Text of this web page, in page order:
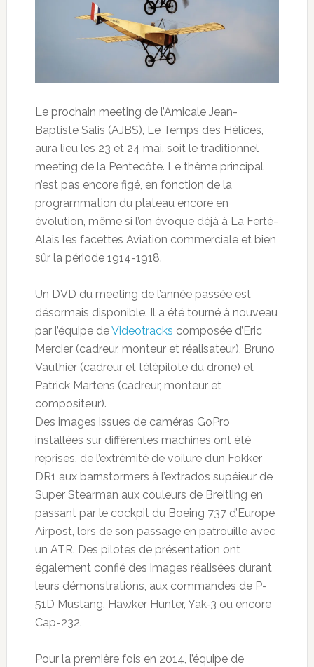
Le prochain meeting de l’Amicale Jean-
Baptiste Salis (AJBS), Le Temps des Hélices,
aura lieu les 23 et 24 mai, soit le traditionnel
meeting de la Pentecôte. Le thème principal
n’est pas encore figé, en fonction de la
programmation du plateau encore en
évolution, même si l’on évoque déjà à La Ferté-
Alais les facettes Aviation commerciale et bien
sûr la période 1914-1918.
Un DVD du meeting de l’année passée est
désormais disponible. Il a été tourné à nouveau
par l’équipe deVideotracks composée d’Eric
Mercier (cadreur, monteur et réalisateur), Bruno
Vauthier (cadreur et télépilote du drone) et
Patrick Martens (cadreur, monteur et
compositeur).
Des images issues de caméras GoPro
installées sur différentes machines ont été
reprises, de l’extrémité de voilure d’un Fokker
DR1 aux barnstormers à l’extrados supéieur de
Super Stearman aux couleurs de Breitling en
passant par le cockpit du Boeing 737 d’Europe
Airpost, lors de son passage en patrouille avec
un ATR. Des pilotes de présentation ont
également confié des images réalisées durant
leurs démonstrations, aux commandes de P-
51D Mustang, Hawker Hunter, Yak-3 ou encore
Cap-232.
Pour la première fois en 2014, l’équipe de